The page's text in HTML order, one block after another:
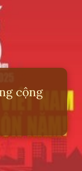
cộng